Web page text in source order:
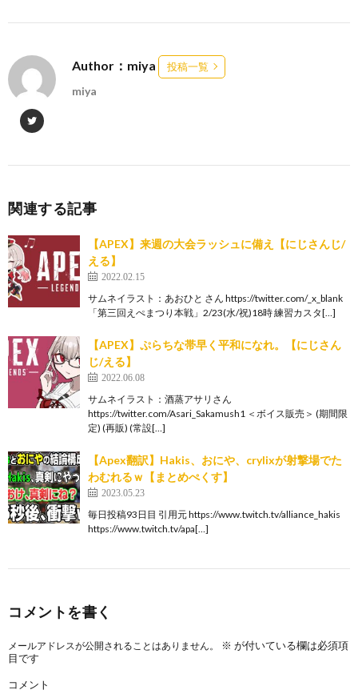
Author：miya 投稿一覧
miya
関連する記事
【APEX】来週の大会ラッシュに備え【にじさんじ/
える】
2022.02.15
サムネイラスト：あおひと さん https://twitter.com/_x_blank
「第三回えぺまつり本戦」2/23(水/祝)18時 練習カスタ[…]
【APEX】ぷらちな帯早く平和になれ。【にじさん
じ/える】
2022.06.08
サムネイラスト：酒蒸アサリさん
https://twitter.com/Asari_Sakamush1 ＜ボイス販売＞ (期間限
定) (再販) (常設[…]
【Apex翻訳】Hakis、おにや、crylixが射撃場でた
わむれるｗ【まとめぺくす】
2023.05.23
毎日投稿93日目 引用元 https://www.twitch.tv/alliance_hakis
https://www.twitch.tv/apa[…]
コメントを書く
メールアドレスが公開されることはありません。 ※ が付いている欄は必須項
目です
コメント